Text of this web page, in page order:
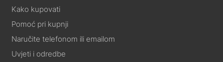
Kako kupovati
Pomoć pri kupnji
Naručite telefonom ili emailom
Uvjeti i odredbe